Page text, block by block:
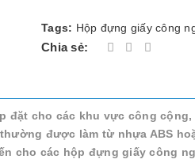
Tags: Hộp đựng giấy công
Chia sẻ:
cho các khu vực công
được làm từ nhựa ABS
cho các hộp đựng giấy công